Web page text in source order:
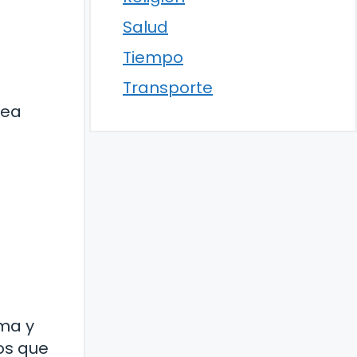
y
que
Salud
Tiempo
Transporte